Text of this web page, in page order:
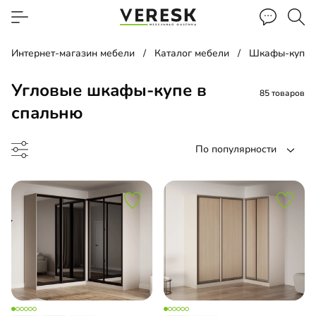
Интернет-магазин мебели Каталог мебели Шкафы-купе
Угловые шкафы-купе в
спальню
85 товаров
По популярности